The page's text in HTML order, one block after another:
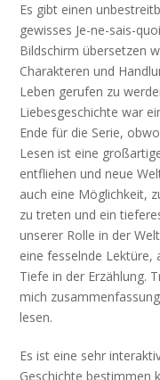
Es gibt einen
gewisses Je-ne-sais-
Bildschirm übersetzen
Charakteren und
Leben gerufen zu
Liebesgeschichte war
Ende für die Serie,
Lesen ist eine
entfliehen und neue
auch eine Möglichkeit,
zu treten und ein
unserer Rolle in der
eine fesselnde Lektüre,
Tiefe in der Erzählung.
mich
lesen.
Es ist eine sehr
Geschichte bestimmen